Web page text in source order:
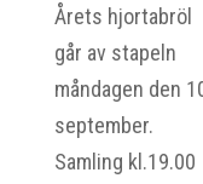
Årets hjortabröl
går av stapeln
måndagen den
september.
Samling kl.19.00